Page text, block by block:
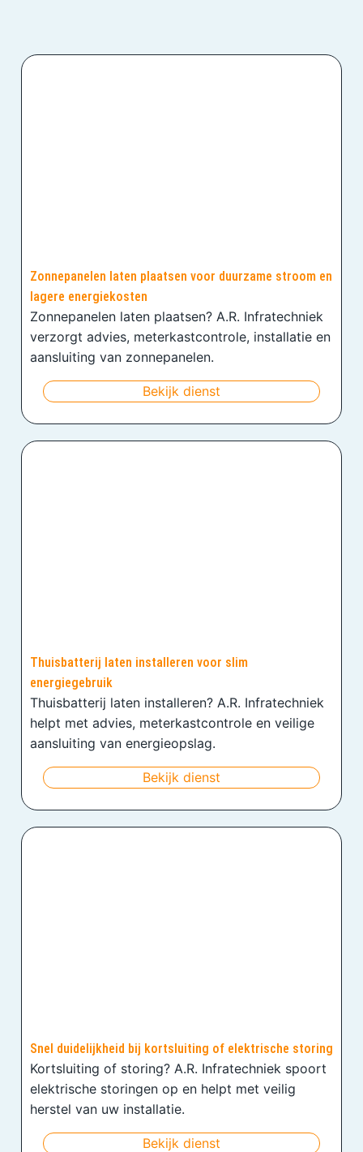
Zonnepanelen laten plaatsen voor duurzame stroom en
lagere energiekosten
Zonnepanelen laten plaatsen? A.R. Infratechniek
verzorgt advies, meterkastcontrole, installatie en
aansluiting van zonnepanelen.
Bekijk dienst
Thuisbatterij laten installeren voor slim
energiegebruik
Thuisbatterij laten installeren? A.R. Infratechniek
helpt met advies, meterkastcontrole en veilige
aansluiting van energieopslag.
Bekijk dienst
Snel duidelijkheid bij kortsluiting of elektrische storing
Kortsluiting of storing? A.R. Infratechniek spoort
elektrische storingen op en helpt met veilig
herstel van uw installatie.
Bekijk dienst